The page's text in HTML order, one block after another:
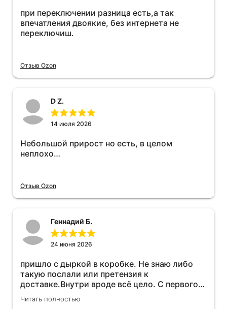
при переключении разница есть,а так
впечатления двоякие, без интернета не
переключиш.
Отзыв Ozon
D Z.
14 июля 2026
Небольшой прирост но есть, в целом
неплохо…
Отзыв Ozon
Геннадий Б.
24 июня 2026
пришло с дыркой в коробке. Не знаю либо
такую послали или претензия к
доставке.Внутри вроде всё цело. С первого
раза установить не получается не знаю
может интернет дурит. Четыре звёзды за
Читать полностью